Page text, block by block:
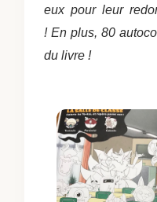
eux pour leur
!En plus, 80
du livre !